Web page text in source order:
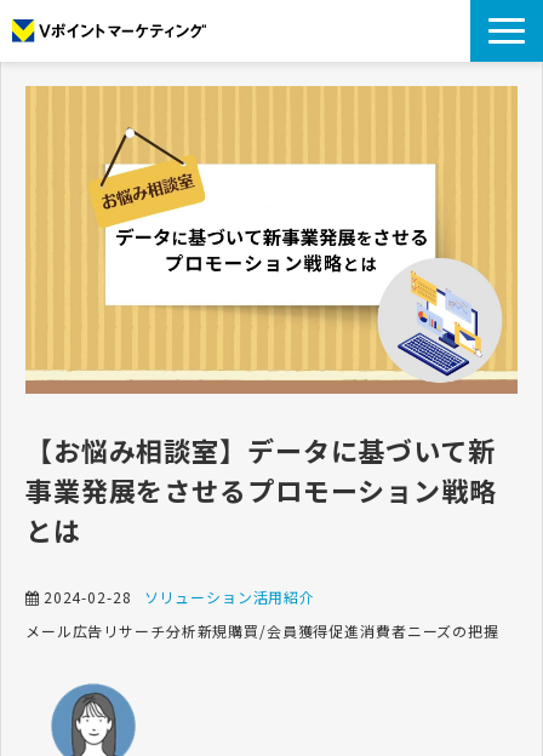
私たちについて
プロモーション
リサーチ
導入事例
お役立ち資料
【お悩み相談室】データに基づいて新
事業発展をさせるプロモーション戦略
とは
2024-02-28
ソリューション活用紹介
メール広告 リサーチ分析新規購買/会員獲得促進消費者ニーズの把握